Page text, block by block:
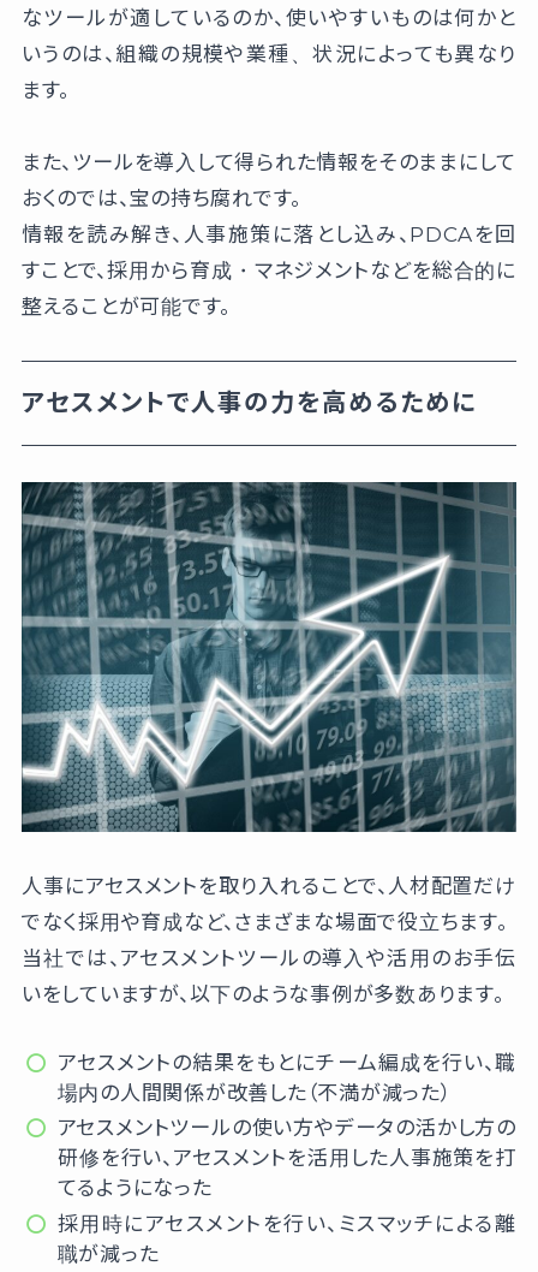
なツールが適しているのか、使いやすいものは何かと
いうのは、組織の規模や業種、状況によっても異なり
ます。
また、ツールを導入して得られた情報をそのままにして
おくのでは、宝の持ち腐れです。
情報を読み解き、人事施策に落とし込み、PDCAを回
すことで、採用から育成・マネジメントなどを総合的に
整えることが可能です。
アセスメントで人事の力を高めるために
人事にアセスメントを取り入れることで、人材配置だけ
でなく採用や育成など、さまざまな場面で役立ちます。
当社では、アセスメントツールの導入や活用のお手伝
いをしていますが、以下のような事例が多数あります。
アセスメントの結果をもとにチーム編成を行い、職
場内の人間関係が改善した（不満が減った）
アセスメントツールの使い方やデータの活かし方の
研修を行い、アセスメントを活用した人事施策を打
てるようになった
採用時にアセスメントを行い、ミスマッチによる離
職が減った